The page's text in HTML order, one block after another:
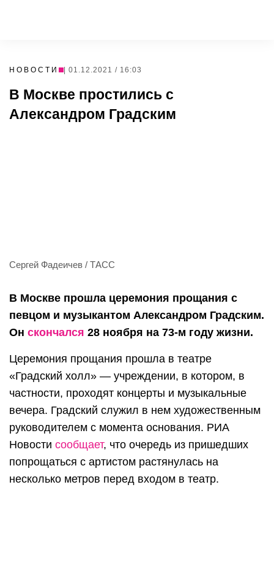
НОВОСТИ | 01.12.2021 / 16:03
В Москве простились с
Александром Градским
Сергей Фадеичев / ТАСС
В Москве прошла церемония прощания с
певцом и музыкантом Александром Градским.
Он скончался 28 ноября на 73-м году жизни.
Церемония прощания прошла в театре
«Градский холл» — учреждении, в котором, в
частности, проходят концерты и музыкальные
вечера. Градский служил в нем художественным
руководителем с момента основания. РИА
Новости сообщает, что очередь из пришедших
попрощаться с артистом растянулась на
несколько метров перед входом в театр.